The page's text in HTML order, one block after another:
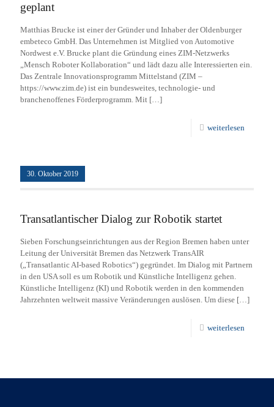
geplant
Matthias Brucke ist einer der Gründer und Inhaber der Oldenburger
embeteco GmbH. Das Unternehmen ist Mitglied von Automotive
Nordwest e.V. Brucke plant die Gründung eines ZIM-Netzwerks
„Mensch Roboter Kollaboration“ und lädt dazu alle Interessierten ein.
Das Zentrale Innovationsprogramm Mittelstand (ZIM –
https://www.zim.de) ist ein bundesweites, technologie- und
branchenoffenes Förderprogramm. Mit […]
weiterlesen
30. Oktober 2019
Transatlantischer Dialog zur Robotik startet
Sieben Forschungseinrichtungen aus der Region Bremen haben unter
Leitung der Universität Bremen das Netzwerk TransAIR
(„Transatlantic AI-based Robotics“) gegründet. Im Dialog mit Partnern
in den USA soll es um Robotik und Künstliche Intelligenz gehen.
Künstliche Intelligenz (KI) und Robotik werden in den kommenden
Jahrzehnten weltweit massive Veränderungen auslösen. Um diese […]
weiterlesen